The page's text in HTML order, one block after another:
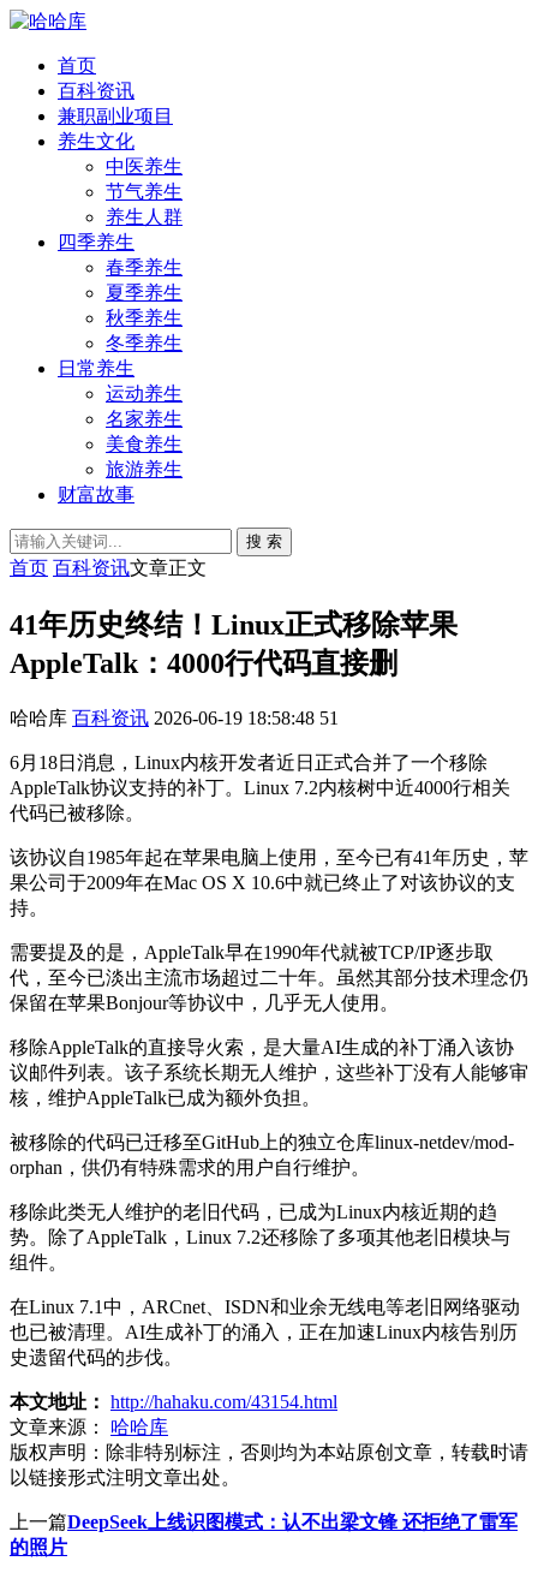
首页
百科资讯
兼职副业项目
养生文化
中医养生
节气养生
养生人群
四季养生
春季养生
夏季养生
秋季养生
冬季养生
日常养生
运动养生
名家养生
美食养生
旅游养生
财富故事
搜 索
首页 百科资讯文章正文
41年历史终结！Linux正式移除苹果
AppleTalk：4000行代码直接删
哈哈库 百科资讯 2026-06-19 18:58:48 51
6月18日消息，Linux内核开发者近日正式合并了一个移除
AppleTalk协议支持的补丁。Linux 7.2内核树中近4000行相关
代码已被移除。
该协议自1985年起在苹果电脑上使用，至今已有41年历史，苹
果公司于2009年在Mac OS X 10.6中就已终止了对该协议的支
持。
需要提及的是，AppleTalk早在1990年代就被TCP/IP逐步取
代，至今已淡出主流市场超过二十年。虽然其部分技术理念仍
保留在苹果Bonjour等协议中，几乎无人使用。
移除AppleTalk的直接导火索，是大量AI生成的补丁涌入该协
议邮件列表。该子系统长期无人维护，这些补丁没有人能够审
核，维护AppleTalk已成为额外负担。
被移除的代码已迁移至GitHub上的独立仓库linux-netdev/mod-
orphan，供仍有特殊需求的用户自行维护。
移除此类无人维护的老旧代码，已成为Linux内核近期的趋
势。除了AppleTalk，Linux 7.2还移除了多项其他老旧模块与
组件。
在Linux 7.1中，ARCnet、ISDN和业余无线电等老旧网络驱动
也已被清理。AI生成补丁的涌入，正在加速Linux内核告别历
史遗留代码的步伐。
本文地址： http://hahaku.com/43154.html
文章来源：
哈哈库
版权声明： 除非特别标注，否则均为本站原创文章，转载时请
以链接形式注明文章出处。
上一篇DeepSeek上线识图模式：认不出梁文锋 还拒绝了雷军
的照片